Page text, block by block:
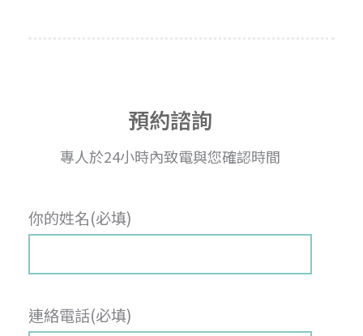
預約諮詢
專人於24小時內致電與您確認時間
你的姓名(必填)
連絡電話(必填)